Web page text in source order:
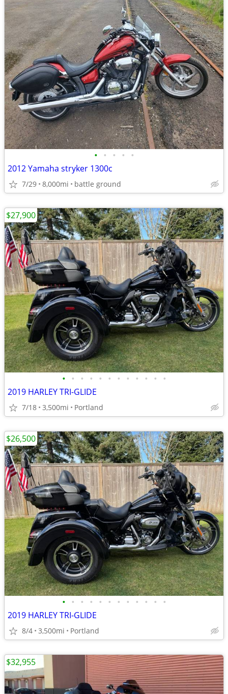
• • • • •
2012 Yamaha stryker 1300c
7/29 8,000mi battle ground
• • • • • • • • • • • •
2019 HARLEY TRI-GLIDE
7/18 3,500mi Portland
$27,900
• • • • • • • • • • • •
2019 HARLEY TRI-GLIDE
8/4 3,500mi Portland
$26,500
$32,955